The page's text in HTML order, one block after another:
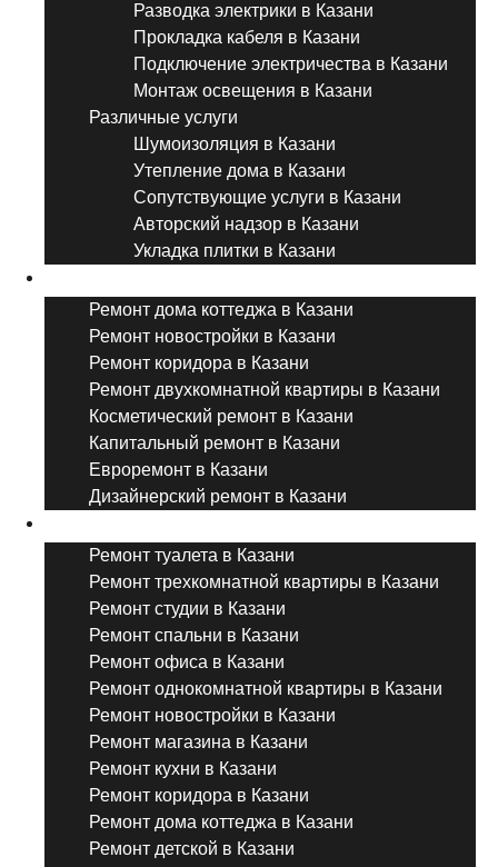
Разводка электрики в Казани
Прокладка кабеля в Казани
Подключение электричества в Казани
Монтаж освещения в Казани
Различные услуги
Шумоизоляция в Казани
Утепление дома в Казани
Сопутствующие услуги в Казани
Авторский надзор в Казани
Укладка плитки в Казани
Ремонт дома коттеджа в Казани
Ремонт новостройки в Казани
Ремонт коридора в Казани
Ремонт двухкомнатной квартиры в Казани
Косметический ремонт в Казани
Капитальный ремонт в Казани
Евроремонт в Казани
Дизайнерский ремонт в Казани
Ремонт туалета в Казани
Ремонт трехкомнатной квартиры в Казани
Ремонт студии в Казани
Ремонт спальни в Казани
Ремонт офиса в Казани
Ремонт однокомнатной квартиры в Казани
Ремонт новостройки в Казани
Ремонт магазина в Казани
Ремонт кухни в Казани
Ремонт коридора в Казани
Ремонт дома коттеджа в Казани
Ремонт детской в Казани